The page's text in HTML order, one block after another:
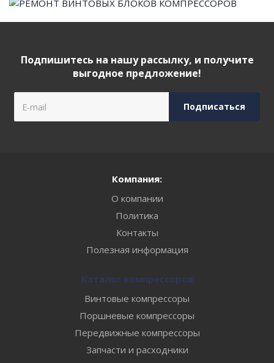
Подпишитесь на нашу рассылку, и получите
выгодное предложение!
Компания:
О компании
Политика
Контакты
Полезная информация
Каталог компрессоров
Винтовые компрессоры
Поршневые компрессоры
Передвижные компрессоры
Запчасти и расходники